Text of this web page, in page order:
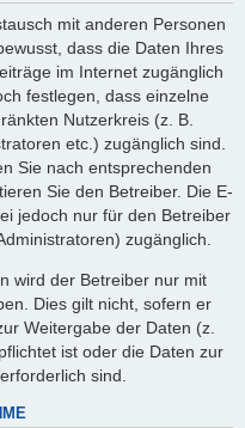
mit anderen Personen
dass die Daten Ihres
im Internet zugänglich
festlegen, dass einzelne
Nutzerkreis (z. B.
etc.) zugänglich sind.
Sie nach entsprechenden
Sie den Betreiber. Die E-
jedoch nur für den Betreiber
zugänglich.
wird der Betreiber nur mit
Dies gilt nicht, sofern er
Weitergabe der Daten (z.
ist oder die Daten zur
sind.